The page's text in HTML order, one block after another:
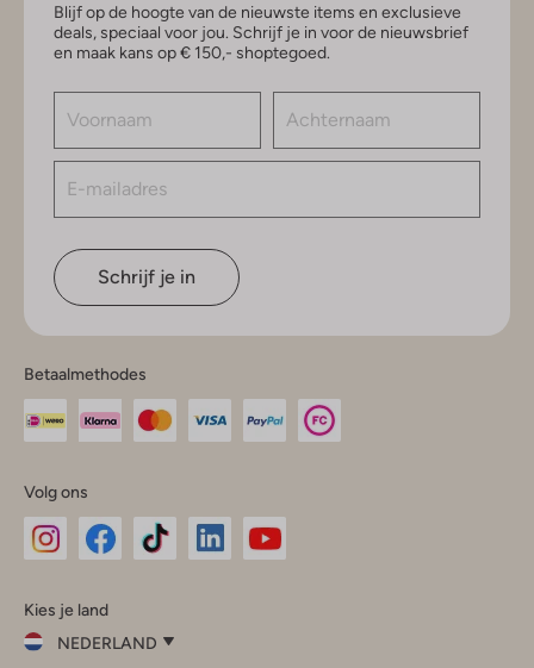
Blijf op de hoogte van de nieuwste items en exclusieve
deals, speciaal voor jou. Schrijf je in voor de nieuwsbrief
en maak kans op € 150,- shoptegoed.
Schrijf je in
Betaalmethodes
Volg ons
InstagramFacebook
Kies je land
NEDERLAND